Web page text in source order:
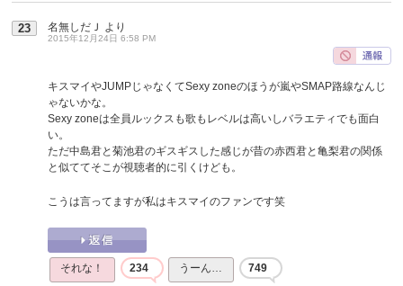
23 名無しだＪ より
2015年12月24日 6:58 PM
キスマイやJUMPじゃなくてSexy zoneのほうが嵐やSMAP路線なんじ
ゃないかな。
Sexy zoneは全員ルックスも歌もレベルは高いしバラエティでも面白
い。
ただ中島君と菊池君のギスギスした感じが昔の赤西君と亀梨君の関係
と似ててそこが視聴者的に引くけども。
こうは言ってますが私はキスマイのファンです笑
それな！ 234 うーん… 749